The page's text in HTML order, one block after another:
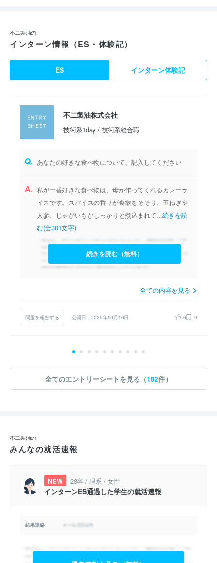
不二製油の
インターン情報（ES・体験記）
ES インターン体験記
不二製油株式会社
技術系1day / 技術系総合職
Q. あなたの好きな食べ物について、記入してください
A. 私が一番好きな食べ物は、母が作ってくれるカレーラ
イスです。スパイスの香りが食欲をそそり、玉ねぎや
人参、じゃがいもがしっかりと煮込まれて...続きを読
む(全301文字)
続きを読む（無料）
全ての内容を見る
問題を報告する 公開日：2025年10月10日 0 0
全てのエントリーシートを見る（182件）
不二製油の
みんなの就活速報
NEW 28卒 / 理系 / 女性
インターンES通過した学生の就活速報
結果連絡